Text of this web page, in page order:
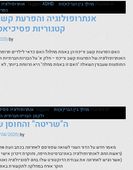
Posted in מהלך בין הברי(א)ות Tagged ADHD
,
אנתרופולוגיה והפרעת
קטגוריות
by
האם הפרעות קשב וריכוז הן באמת מחלה? האם כדאי לילדים
האנתרופולוגיה של הפרעות קשב וריכוז – חלק א' על הבניות
התופעות שעבורן השאלה "האם זו באמת מחלה" היא הרווחת ביותר,
Posted in מהלך בין הברי(א)ות Taggedאנתרופולוגיה
ולקמן,הבנייה חברתית,
ה"שריטה"
2020)by
(ראשת החוג לאנתרופולוגיה באוניברסיטת חיפה, וחוקרת זיכרון
(אשר הגיש לאחרונה את עבודת הדוקטורט שלו בחוג לסוציולוגיה
חוקר אורח במחלקה לתקשורת